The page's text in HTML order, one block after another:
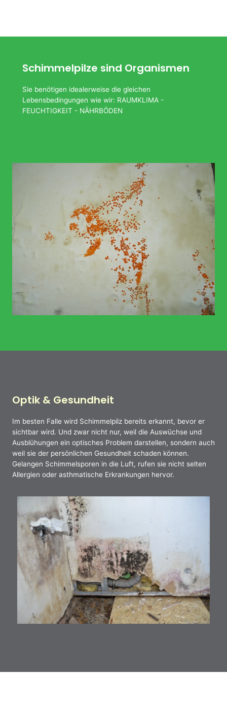
Schimmelpilze sind Organismen
Sie benötigen idealerweise die gleichen
Lebensbedingungen wie wir: RAUMKLIMA -
FEUCHTIGKEIT - NÄHRBÖDEN
Optik & Gesundheit
Im besten Falle wird Schimmelpilz bereits erkannt, bevor er
sichtbar wird. Und zwar nicht nur, weil die Auswüchse und
Ausblühungen ein optisches Problem darstellen, sondern auch
weil sie der persönlichen Gesundheit schaden können.
Gelangen Schimmelsporen in die Luft, rufen sie nicht selten
Allergien oder asthmatische Erkrankungen hervor.